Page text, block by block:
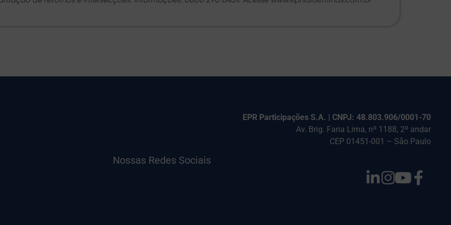
EPR Participações S.A. | CNPJ: 48.803.906/0001-70
Av. Brig. Faria Lima, nº 1188, 2º andar
CEP 01451-001 – São Paulo
Nossas Redes Sociais